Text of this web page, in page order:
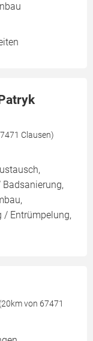
Clausen)
Badsanierung,
/ Entrümpelung,
von 67471